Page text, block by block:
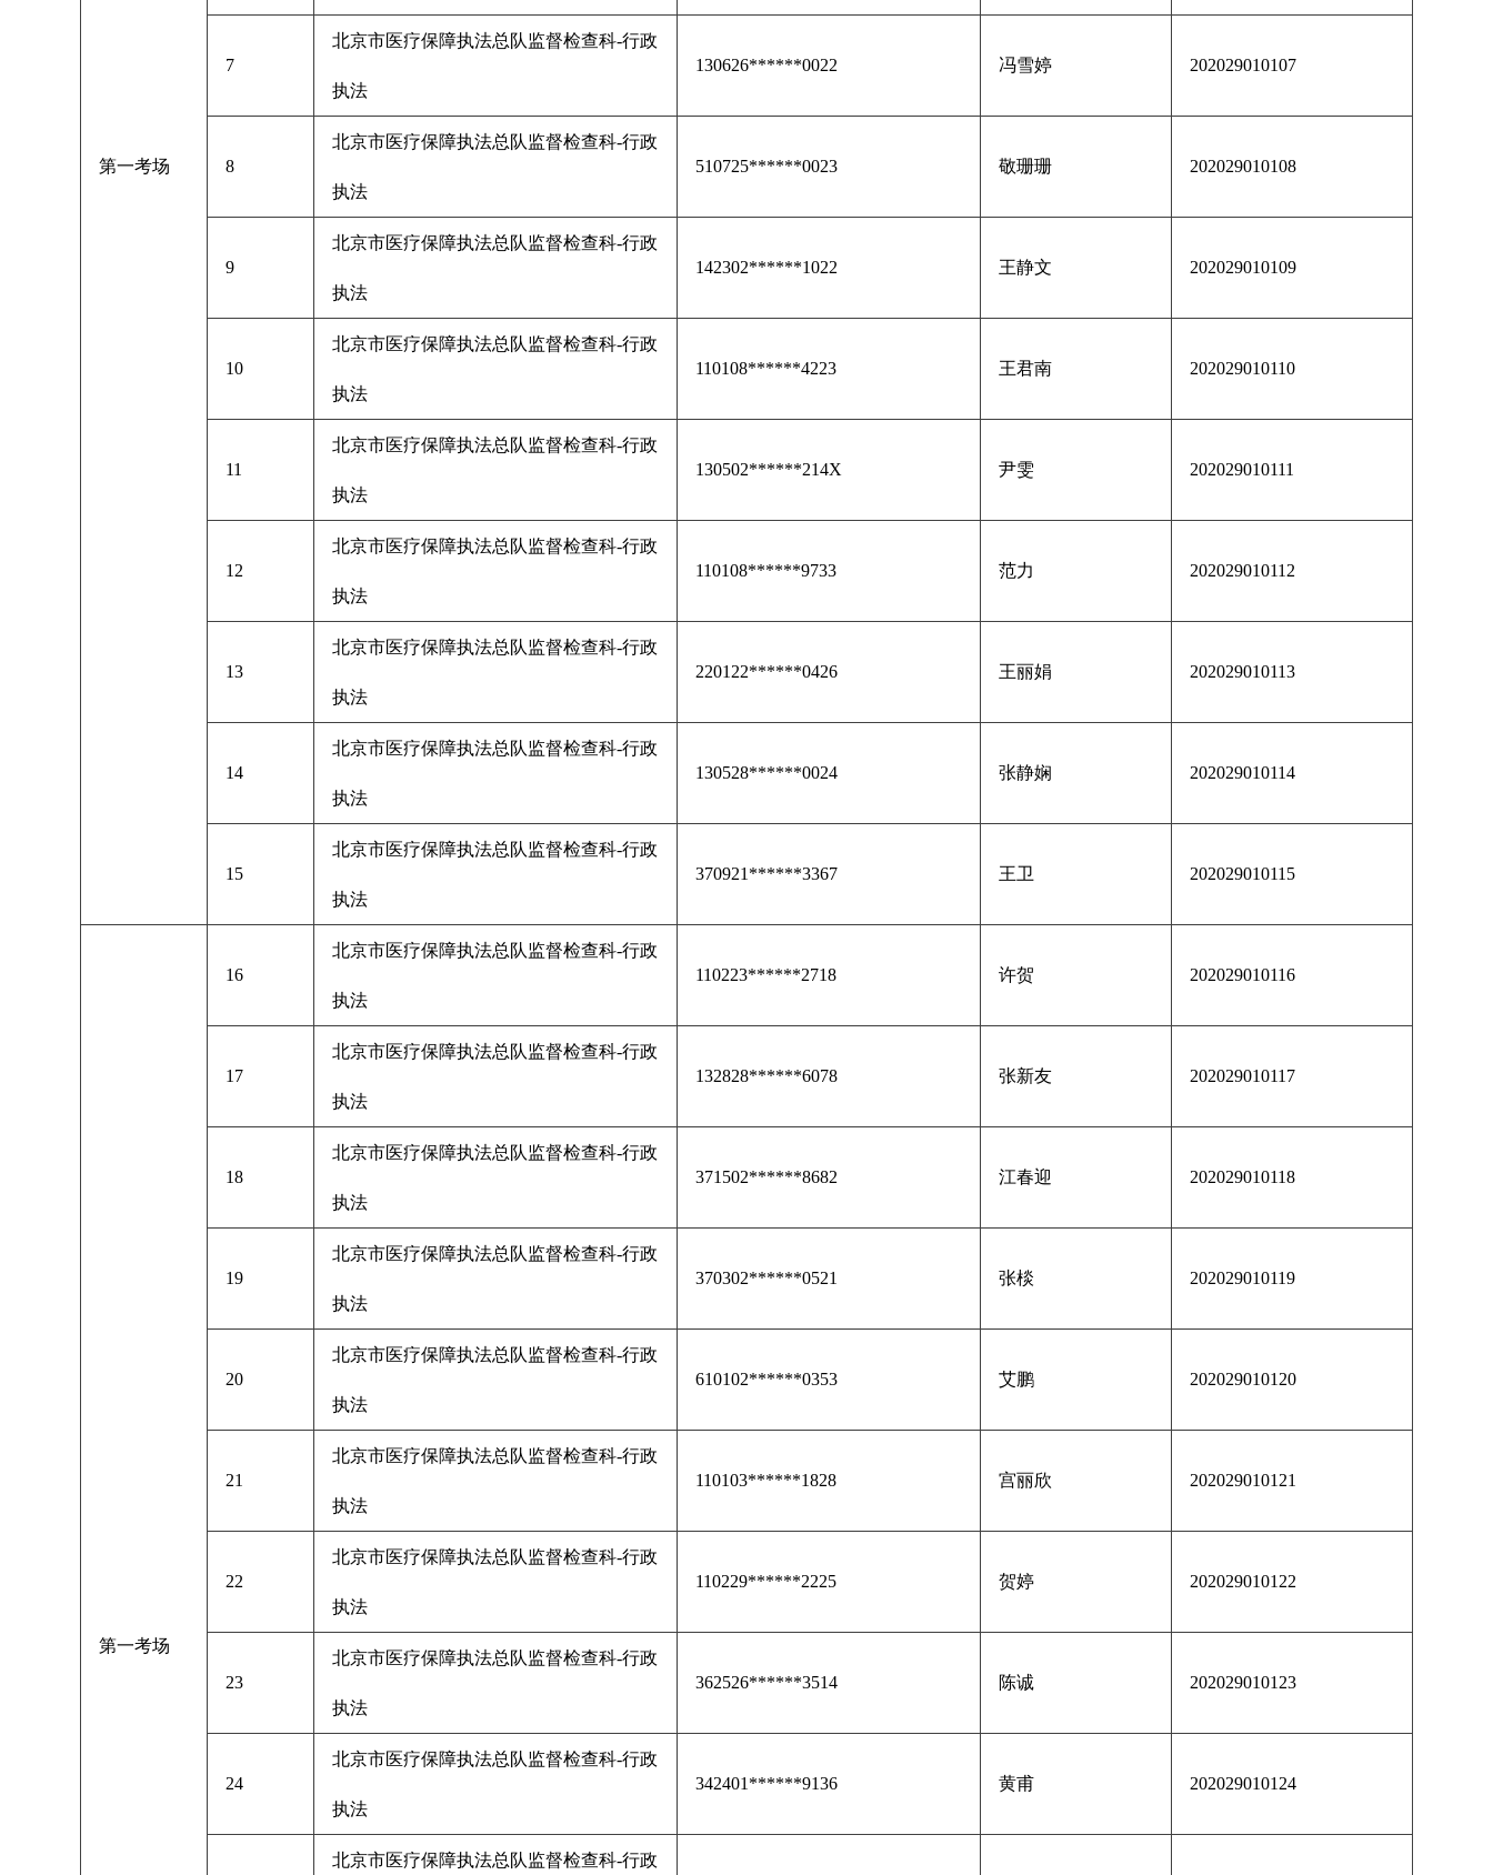
第一考场
7
北京市医疗保障执法总队监督检查科-行政
执法
130626******0022 冯雪婷 202029010107
8
北京市医疗保障执法总队监督检查科-行政
执法
510725******0023 敬珊珊 202029010108
9
北京市医疗保障执法总队监督检查科-行政
执法
142302******1022 王静文 202029010109
10
北京市医疗保障执法总队监督检查科-行政
执法
110108******4223 王君南 202029010110
11
北京市医疗保障执法总队监督检查科-行政
执法
130502******214X 尹雯 202029010111
12
北京市医疗保障执法总队监督检查科-行政
执法
110108******9733 范力 202029010112
13
北京市医疗保障执法总队监督检查科-行政
执法
220122******0426 王丽娟 202029010113
14
北京市医疗保障执法总队监督检查科-行政
执法
130528******0024 张静娴 202029010114
15
北京市医疗保障执法总队监督检查科-行政
执法
370921******3367 王卫 202029010115
第一考场
16
北京市医疗保障执法总队监督检查科-行政
执法
110223******2718 许贺 202029010116
17
北京市医疗保障执法总队监督检查科-行政
执法
132828******6078 张新友 202029010117
18
北京市医疗保障执法总队监督检查科-行政
执法
371502******8682 江春迎 202029010118
19
北京市医疗保障执法总队监督检查科-行政
执法
370302******0521 张棪 202029010119
20
北京市医疗保障执法总队监督检查科-行政
执法
610102******0353 艾鹏 202029010120
21
北京市医疗保障执法总队监督检查科-行政
执法
110103******1828 宫丽欣 202029010121
22
北京市医疗保障执法总队监督检查科-行政
执法
110229******2225 贺婷 202029010122
23
北京市医疗保障执法总队监督检查科-行政
执法
362526******3514 陈诚 202029010123
24
北京市医疗保障执法总队监督检查科-行政
执法
342401******9136 黄甫 202029010124
北京市医疗保障执法总队监督检查科-行政